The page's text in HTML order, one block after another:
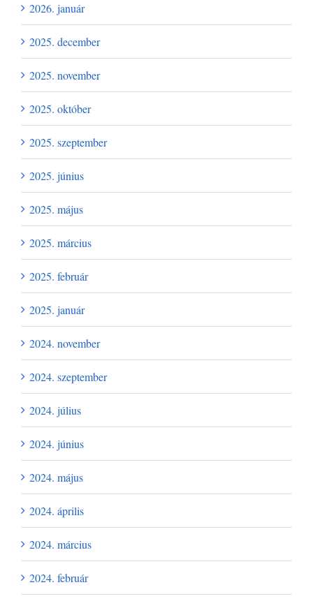
2026. január
2025. december
2025. november
2025. október
2025. szeptember
2025. június
2025. május
2025. március
2025. február
2025. január
2024. november
2024. szeptember
2024. július
2024. június
2024. május
2024. április
2024. március
2024. február